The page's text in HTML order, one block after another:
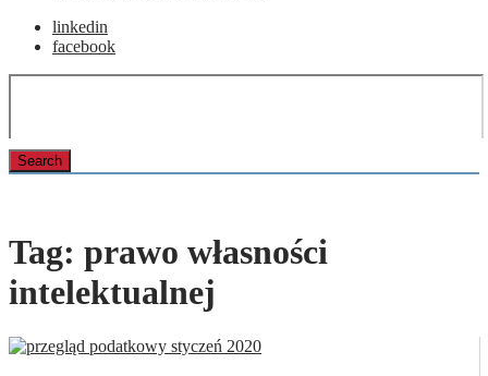
linkedin
facebook
Tag: prawo własności
intelektualnej